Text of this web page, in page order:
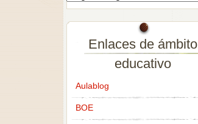
Enlaces de ámbito
educativo
Aulablog
BOE